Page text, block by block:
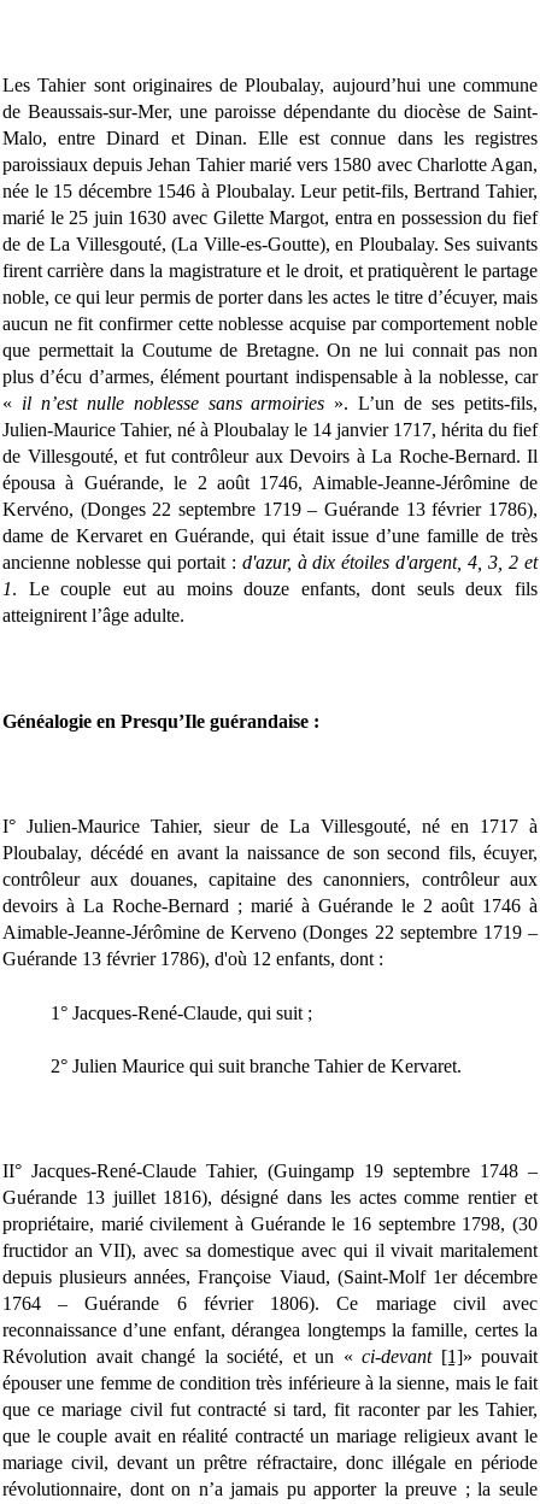
Les Tahier sont originaires de Ploubalay, aujourd’hui une commune
de Beaussais-sur-Mer, une paroisse dépendante du diocèse de Saint-
Malo, entre Dinard et Dinan. Elle est connue dans les registres
paroissiaux depuis Jehan Tahier marié vers 1580 avec Charlotte Agan,
née le 15 décembre 1546 à Ploubalay. Leur petit-fils, Bertrand Tahier,
marié le 25 juin 1630 avec Gilette Margot, entra en possession du fief
de de La Villesgouté, (La Ville-es-Goutte), en Ploubalay. Ses suivants
firent carrière dans la magistrature et le droit, et pratiquèrent le partage
noble, ce qui leur permis de porter dans les actes le titre d’écuyer, mais
aucun ne fit confirmer cette noblesse acquise par comportement noble
que permettait la Coutume de Bretagne. On ne lui connait pas non
plus d’écu d’armes, élément pourtant indispensable à la noblesse, car
« il n’est nulle noblesse sans armoiries ». L’un de ses petits-fils,
Julien-Maurice Tahier, né à Ploubalay le 14 janvier 1717, hérita du fief
de Villesgouté, et fut contrôleur aux Devoirs à La Roche-Bernard. Il
épousa à Guérande, le 2 août 1746, Aimable-Jeanne-Jérômine de
Kervéno, (Donges 22 septembre 1719 – Guérande 13 février 1786),
dame de Kervaret en Guérande, qui était issue d’une famille de très
ancienne noblesse qui portait : d'azur, à dix étoiles d'argent, 4, 3, 2 et
1. Le couple eut au moins douze enfants, dont seuls deux fils
atteignirent l’âge adulte.
Généalogie en Presqu’Ile guérandaise :
I° Julien-Maurice Tahier, sieur de La Villesgouté, né en 1717 à
Ploubalay, décédé en avant la naissance de son second fils, écuyer,
contrôleur aux douanes, capitaine des canonniers, contrôleur aux
devoirs à La Roche-Bernard ; marié à Guérande le 2 août 1746 à
Aimable-Jeanne-Jérômine de Kerveno (Donges 22 septembre 1719 –
Guérande 13 février 1786), d'où 12 enfants, dont :
1° Jacques-René-Claude, qui suit ;
2° Julien Maurice qui suit branche Tahier de Kervaret.
II° Jacques-René-Claude Tahier, (Guingamp 19 septembre 1748 –
Guérande 13 juillet 1816), désigné dans les actes comme rentier et
propriétaire, marié civilement à Guérande le 16 septembre 1798, (30
fructidor an VII), avec sa domestique avec qui il vivait maritalement
depuis plusieurs années, Françoise Viaud, (Saint-Molf 1er décembre
1764 – Guérande 6 février 1806). Ce mariage civil avec
reconnaissance d’une enfant, dérangea longtemps la famille, certes la
Révolution avait changé la société, et un « ci-devant [1]» pouvait
épouser une femme de condition très inférieure à la sienne, mais le fait
que ce mariage civil fut contracté si tard, fit raconter par les Tahier,
que le couple avait en réalité contracté un mariage religieux avant le
mariage civil, devant un prêtre réfractaire, donc illégale en période
révolutionnaire, dont on n’a jamais pu apporter la preuve ; la seule